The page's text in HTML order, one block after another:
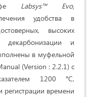
Labsys™ Evo,
удобства в
высоких
декарбонизации и
в муфельной
(Version : 2.2.1) с
1200 °С,
времени